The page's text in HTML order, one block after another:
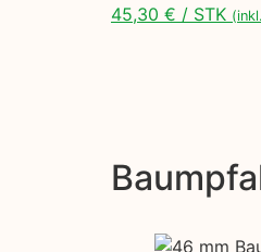
45,30 € / STK